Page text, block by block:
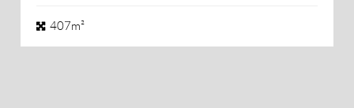
407m²